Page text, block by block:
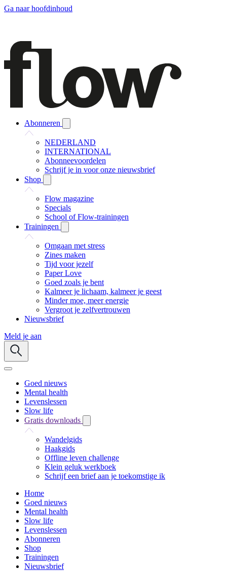
Ga naar hoofdinhoud
Abonneren
NEDERLAND
INTERNATIONAL
Abonneevoordelen
Schrijf je in voor onze nieuwsbrief
Shop
Flow magazine
Specials
School of Flow-trainingen
Trainingen
Omgaan met stress
Zines maken
Tijd voor jezelf
Paper Love
Goed zoals je bent
Kalmeer je lichaam, kalmeer je geest
Minder moe, meer energie
Vergroot je zelfvertrouwen
Nieuwsbrief
Meld je aan
Goed nieuws
Mental health
Levenslessen
Slow life
Gratis downloads
Wandelgids
Haakgids
Offline leven challenge
Klein geluk werkboek
Schrijf een brief aan je toekomstige ik
Home
Goed nieuws
Mental health
Slow life
Levenslessen
Abonneren
Shop
Trainingen
Nieuwsbrief